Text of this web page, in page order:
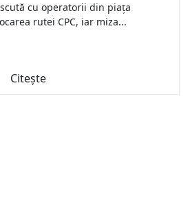
cu operatorii din piața
rutei CPC, iar miza...
Citește